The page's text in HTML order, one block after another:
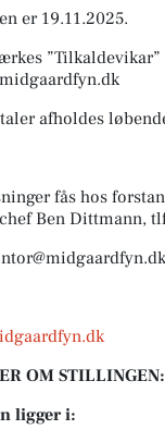
er 19.11.2025.
”Tilkaldevikar”
afholdes
fås hos
Ben Dittmann,
OM STILLINGEN:
ligger i: